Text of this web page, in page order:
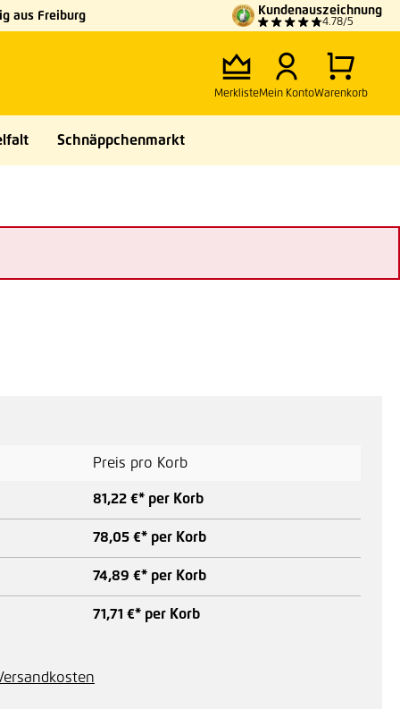
aus Freiburg Kundenauszeichnung
4.78/5
MerklisteMein KontoWarenkorb
Schnäppchenmarkt
Preis pro Korb
81,22 €* per Korb
78,05 €* per Korb
74,89 €* per Korb
71,71 €* per Korb